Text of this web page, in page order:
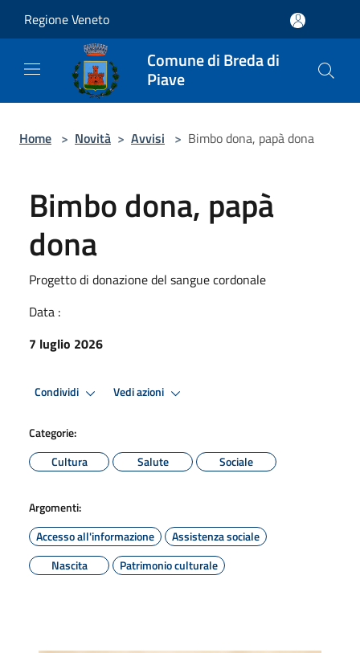
Regione Veneto
Comune di Breda di
Piave
Home > Novità > Avvisi > Bimbo dona, papà dona
Bimbo dona, papà
dona
Progetto di donazione del sangue cordonale
Data :
7 luglio 2026
Condividi Vedi azioni
Categorie:
Cultura
Salute Sociale
Argomenti:
Accesso all'informazione
Assistenza sociale
Nascita
Patrimonio culturale